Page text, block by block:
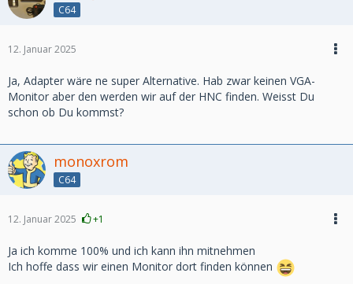
C64
12. Januar 2025
Ja, Adapter wäre ne super Alternative. Hab zwar keinen VGA-
Monitor aber den werden wir auf der HNC finden. Weisst Du
schon ob Du kommst?
monoxrom
C64
12. Januar 2025 +1
Ja ich komme 100% und ich kann ihn mitnehmen
Ich hoffe dass wir einen Monitor dort finden können